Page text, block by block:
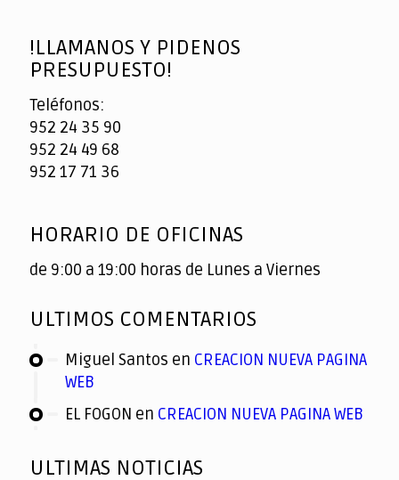
!LLAMANOS Y PIDENOS
PRESUPUESTO!
Teléfonos:
952 24 35 90
952 24 49 68
952 17 71 36
HORARIO DE OFICINAS
de 9:00 a 19:00 horas de Lunes a Viernes
ULTIMOS COMENTARIOS
Miguel Santos en CREACION NUEVA PAGINA
WEB
EL FOGON en CREACION NUEVA PAGINA WEB
ULTIMAS NOTICIAS